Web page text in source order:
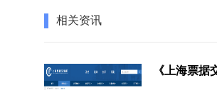
相关资讯